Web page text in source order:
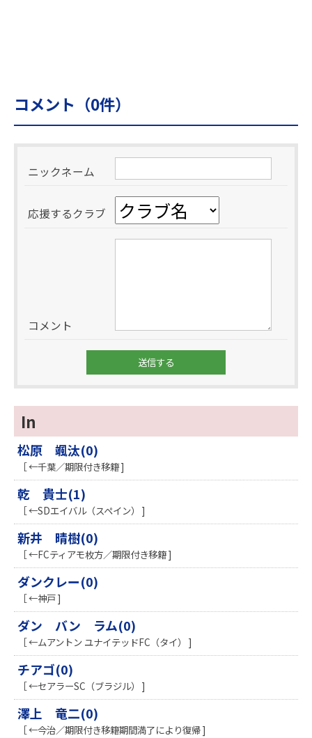
コメント（0件）
ニックネーム
応援するクラブ
コメント
In
松原 颯汰(0)
［ ←千葉／期限付き移籍 ]
乾 貴士(1)
［ ←SDエイバル（スペイン） ]
新井 晴樹(0)
［ ←FCティアモ枚方／期限付き移籍 ]
ダンクレー(0)
［ ←神戸 ]
ダン バン ラム(0)
［ ←ムアントン ユナイテッドFC（タイ） ]
チアゴ(0)
［ ←セアラーSC（ブラジル） ]
澤上 竜二(0)
［ ←今治／期限付き移籍期間満了により復帰 ]